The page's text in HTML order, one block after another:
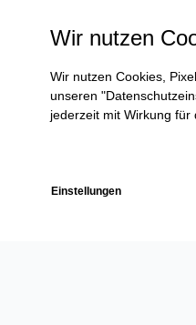
Wir nutzen
Wir nutzen Cookies,
unseren
jederzeit mit Wirkung für
Einstellungen